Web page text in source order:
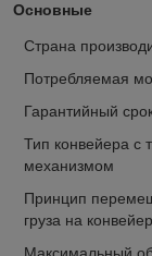
Основные
Страна
Потребляемая
Гарантийный
Тип конвейера с
механизмом
Принцип
груза на